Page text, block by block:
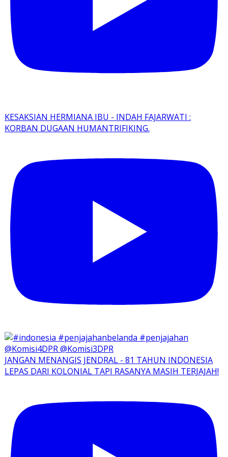
KESAKSIAN HERMIANA IBU - INDAH FAJARWATI :
KORBAN DUGAAN HUMANTRIFIKING.
JANGAN MENANGIS JENDRAL - 81 TAHUN INDONESIA
LEPAS DARI KOLONIAL TAPI RASANYA MASIH TERJAJAH!